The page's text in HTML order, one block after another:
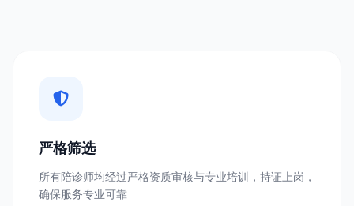
严格筛选
所有陪诊师均经过严格资质审核与专业培训，持证上岗，
确保服务专业可靠